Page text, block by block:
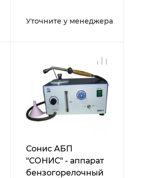
Уточните у менеджера
Сонис АБП
"СОНИС" - аппарат
бензогорелочный